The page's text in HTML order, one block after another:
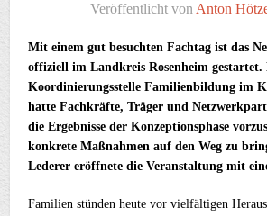
Veröffentlicht von Anton
Mit einem gut besuchten Fachtag ist das
offiziell im Landkreis Rosenheim gestartet.
Koordinierungsstelle Familienbildung im
hatte Fachkräfte, Träger und
die Ergebnisse der Konzeptionsphase
konkrete Maßnahmen auf den Weg zu
Lederer eröffnete die Veranstaltung mit
Familien stünden heute vor vielfältigen